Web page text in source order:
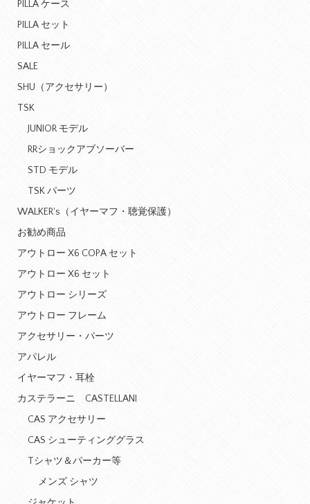
PILLA ケース
PILLA セット
PILLA セール
SALE
SHU（アクセサリー）
TSK
JUNIOR モデル
RRショックアブソーバー
STD モデル
TSK パーツ
WALKER's（イヤーマフ・聴覚保護）
お勧め商品
アウトロー X6 COPA セット
アウトロー X6 セット
アウトロー シリーズ
アウトロー フレーム
アクセサリー・パーツ
アパレル
イヤーマフ・耳栓
カステラーニ CASTELLANI
CAS アクセサリー
CAS シューティンググラス
Tシャツ＆パーカー等
メンズ シャツ